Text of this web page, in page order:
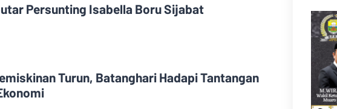
Persunting Isabella Boru Sijabat
Turun, Batanghari Hadapi Tantangan